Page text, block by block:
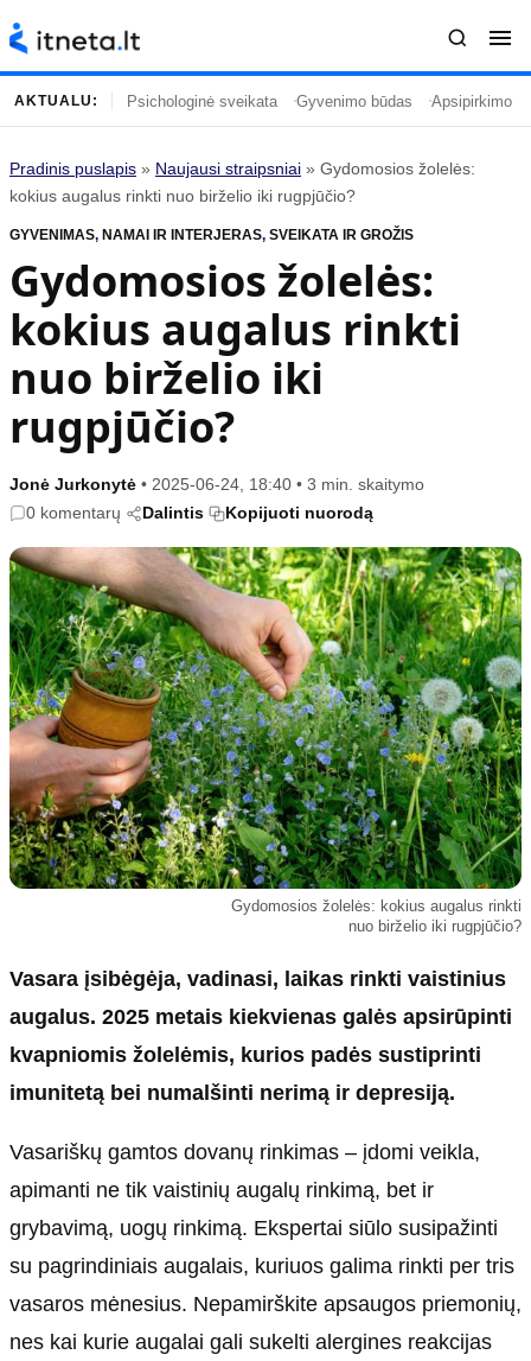
Turinys
Naujausi straipsniai
Gyvenimas
Įdomybės
Mada
Mokslas
Namai ir interjeras
Temos
Horoskopai
Kulinarija
Technologijos
Gyvenimo būdas
Vasaros mada
Populiaru
Sodas ir daržas
Sveikata ir grožis
Karjera
Psichologinė sveikata
Tvari mada
Informacija
Klaidų taisymo politika
Naudojimo sąlygos
Privatumo politika
Reklamos politika
Slapukų politika
Redakcija
Apie mus
Autoriai
Dirbtinis intelektas
AKTUALU: Psichologinė sveikata Gyvenimo būdas Apsipirkimo
Pradinis puslapis » Naujausi straipsniai » Gydomosios žolelės:
kokius augalus rinkti nuo birželio iki rugpjūčio?
GYVENIMAS, NAMAI IR INTERJERAS, SVEIKATA IR GROŽIS
Gydomosios žolelės:
kokius augalus rinkti
nuo birželio iki
rugpjūčio?
Jonė Jurkonytė • 2025-06-24, 18:40 • 3 min. skaitymo
0 komentarų
Dalintis Kopijuoti nuorodą
Gydomosios žolelės: kokius augalus rinkti
nuo birželio iki rugpjūčio?
Vasara įsibėgėja, vadinasi, laikas rinkti vaistinius
augalus. 2025 metais kiekvienas galės apsirūpinti
kvapniomis žolelėmis, kurios padės sustiprinti
imunitetą bei numalšinti nerimą ir depresiją.
Vasariškų gamtos dovanų rinkimas – įdomi veikla,
apimanti ne tik vaistinių augalų rinkimą, bet ir
grybavimą, uogų rinkimą. Ekspertai siūlo susipažinti
su pagrindiniais augalais, kuriuos galima rinkti per tris
vasaros mėnesius. Nepamirškite apsaugos priemonių,
nes kai kurie augalai gali sukelti alergines reakcijas